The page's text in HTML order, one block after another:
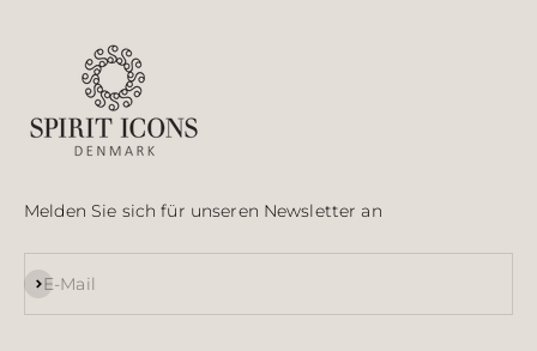
Melden Sie sich für unseren Newsletter an
E-Mail
Abonnieren